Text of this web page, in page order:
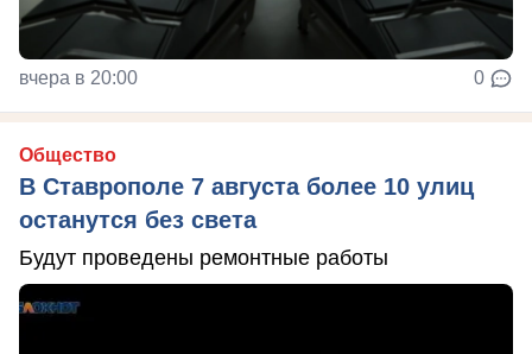
вчера в 20:00 0
Общество
В Ставрополе 7 августа более 10 улиц
останутся без света
Будут проведены ремонтные работы